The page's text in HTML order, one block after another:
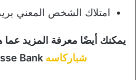
امتلاك الشخص المعني
يمكنك أيضًا معرفة المزيد
شباركاسه